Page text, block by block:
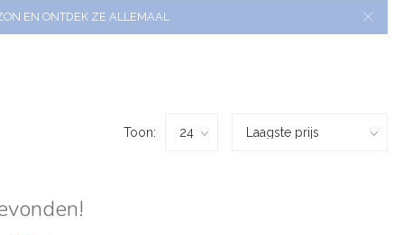
EN ONTDEK ZE ALLEMAAL
Toon: